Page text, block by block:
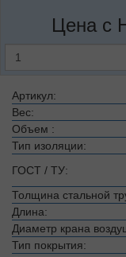
Цена с
Артикул:
Вес:
Объем :
Тип изоляции:
ГОСТ / ТУ:
Толщина стальной
Длина:
Диаметр крана
Тип покрытия: